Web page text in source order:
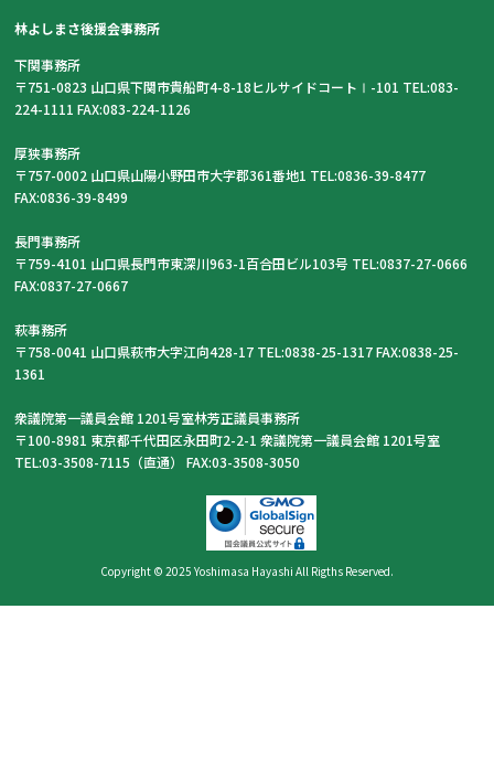
Copyright © 2025 Yoshimasa Hayashi All Rigths Reserved.
林よしまさ後援会事務所
下関事務所
〒751-0823 山口県下関市貴船町4-8-18ヒルサイドコートⅠ-101 TEL:083-
224-1111 FAX:083-224-1126
厚狭事務所
〒757-0002 山口県山陽小野田市大字郡361番地1 TEL:0836-39-8477
FAX:0836-39-8499
長門事務所
〒759-4101 山口県長門市東深川963-1百合田ビル103号 TEL:0837-27-0666
FAX:0837-27-0667
萩事務所
〒758-0041 山口県萩市大字江向428-17 TEL:0838-25-1317 FAX:0838-25-
1361
衆議院第一議員会館 1201号室林芳正議員事務所
〒100-8981 東京都千代田区永田町2-2-1 衆議院第一議員会館 1201号室
TEL:03-3508-7115（直通） FAX:03-3508-3050